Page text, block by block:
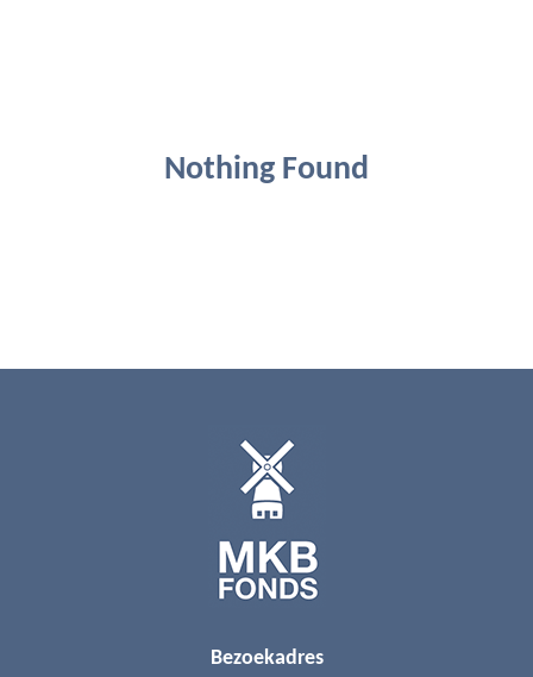
Nothing Found
Bezoekadres